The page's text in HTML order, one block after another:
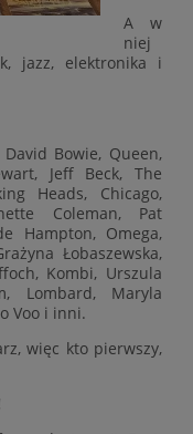
A w
niej
jazz, elektronika i
Bowie, Queen,
Jeff Beck, The
Heads, Chicago,
Coleman, Pat
Hampton, Omega,
Łobaszewska,
Kombi, Urszula
Lombard, Maryla
Voo i inni.
więc kto pierwszy,